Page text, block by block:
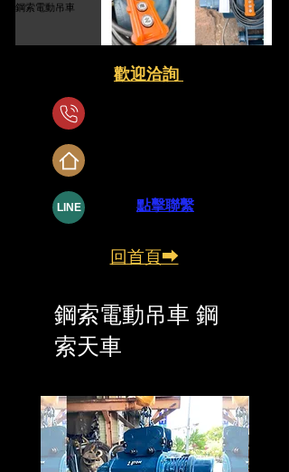
歡迎洽詢
LINE ​點擊聯繫
回首頁⮕
鋼索電動吊車 鋼
索天車